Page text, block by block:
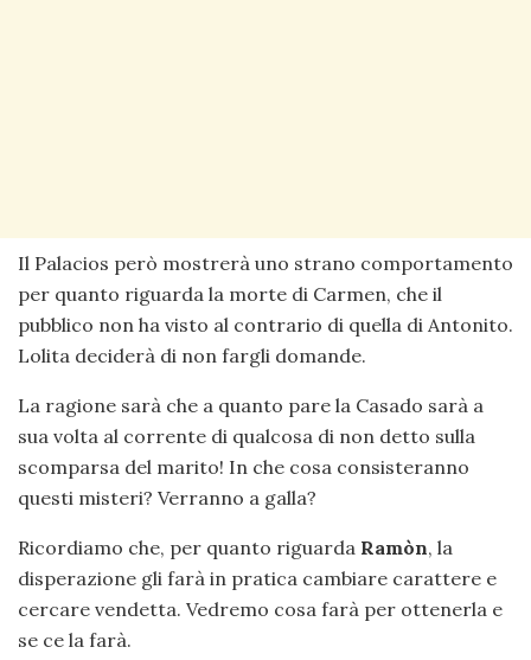
Il Palacios però mostrerà uno strano comportamento
per quanto riguarda la morte di Carmen, che il
pubblico non ha visto al contrario di quella di Antonito.
Lolita deciderà di non fargli domande.
La ragione sarà che a quanto pare la Casado sarà a
sua volta al corrente di qualcosa di non detto sulla
scomparsa del marito! In che cosa consisteranno
questi misteri? Verranno a galla?
Ricordiamo che, per quanto riguarda Ramòn, la
disperazione gli farà in pratica cambiare carattere e
cercare vendetta. Vedremo cosa farà per ottenerla e
se ce la farà.